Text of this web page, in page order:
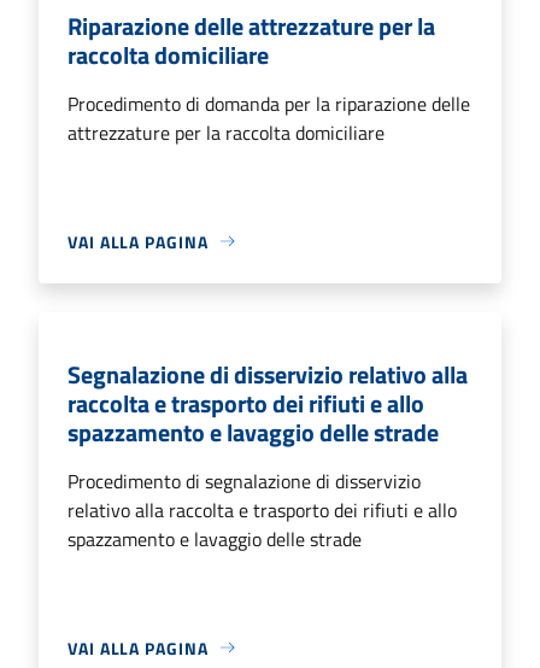
Riparazione delle attrezzature per la
raccolta domiciliare
Procedimento di domanda per la riparazione delle
attrezzature per la raccolta domiciliare
VAI ALLA PAGINA
Segnalazione di disservizio relativo alla
raccolta e trasporto dei rifiuti e allo
spazzamento e lavaggio delle strade
Procedimento di segnalazione di disservizio
relativo alla raccolta e trasporto dei rifiuti e allo
spazzamento e lavaggio delle strade
VAI ALLA PAGINA